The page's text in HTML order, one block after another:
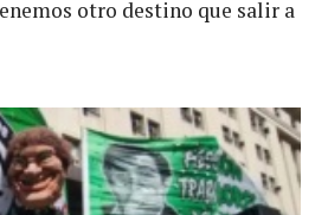
otro destino que salir a